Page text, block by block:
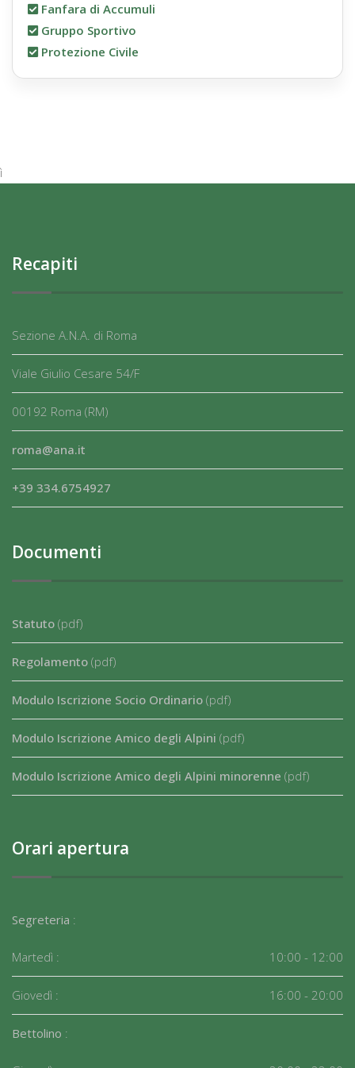
Fanfara di Accumuli
Gruppo Sportivo
Protezione Civile
ì
Recapiti
Sezione A.N.A. di Roma
Viale Giulio Cesare 54/F
00192 Roma (RM)
roma@ana.it
+39 334.6754927
Documenti
Statuto (pdf)
Regolamento (pdf)
Modulo Iscrizione Socio Ordinario (pdf)
Modulo Iscrizione Amico degli Alpini (pdf)
Modulo Iscrizione Amico degli Alpini minorenne (pdf)
Orari apertura
Segreteria :
Martedì : 10:00 - 12:00
Giovedì : 16:00 - 20:00
Bettolino :